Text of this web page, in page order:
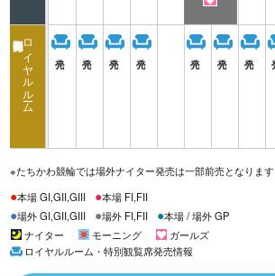
ロイヤルルーム
※たちかわ競輪では場外ナイター発売は一部前売となります
●本場 GI,GII,GIII ●本場 FI,FII
●場外 GI,GII,GIII ●場外 FI,FII ●本場 / 場外 GP
ナイター
モーニング
ガールズ
ロイヤルルーム・特別観覧席発売情報